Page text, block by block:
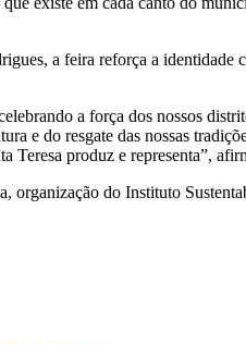
a feira reforça a
a força dos nossos
e do resgate das nossas
Teresa produz e representa”,
organização do Instituto